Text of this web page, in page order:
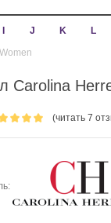
J K L
Carolina
(читать 7